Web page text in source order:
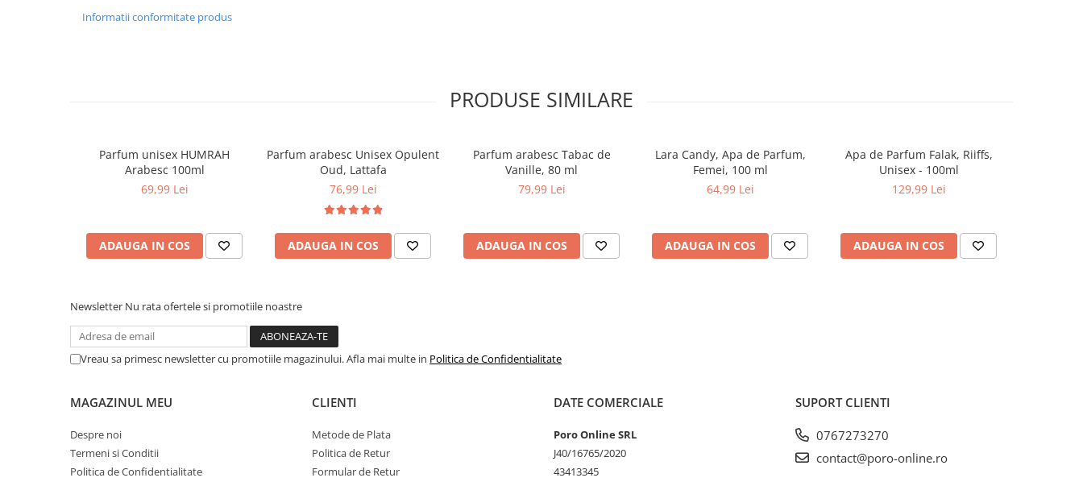
Informatii conformitate produs
PRODUSE SIMILARE
Parfum unisex HUMRAH
Arabesc 100ml
69,99 Lei
ADAUGA IN COS
Parfum arabesc Unisex Opulent
Oud, Lattafa
76,99 Lei
ADAUGA IN COS
Parfum arabesc Tabac de
Vanille, 80 ml
79,99 Lei
ADAUGA IN COS
Lara Candy, Apa de Parfum,
Femei, 100 ml
64,99 Lei
ADAUGA IN COS
Apa de Parfum Falak, Riiffs,
Unisex - 100ml
129,99 Lei
ADAUGA IN COS
Newsletter Nu rata ofertele si promotiile noastre
Vreau sa primesc newsletter cu promotiile magazinului. Afla mai multe in Politica de Confidentialitate
MAGAZINUL MEU
Despre noi
Termeni si Conditii
Politica de Confidentialitate
CLIENTI
Metode de Plata
Politica de Retur
Formular de Retur
DATE COMERCIALE
Poro Online SRL
J40/16765/2020
43413345
SUPORT CLIENTI
0767273270
contact@poro-online.ro